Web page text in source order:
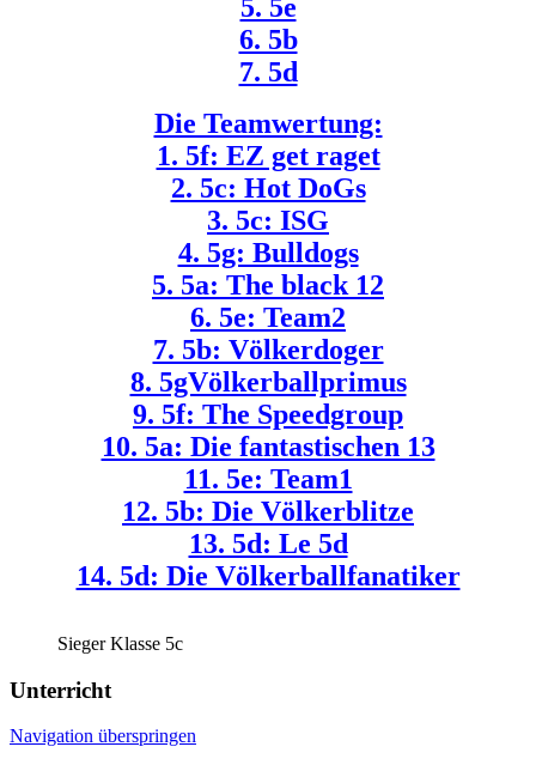
5. 5e
6. 5b
7. 5d
Die Teamwertung:
1. 5f: EZ get raget
2. 5c: Hot DoGs
3. 5c: ISG
4. 5g: Bulldogs
5. 5a: The black 12
6. 5e: Team2
7. 5b: Völkerdoger
8. 5gVölkerballprimus
9. 5f: The Speedgroup
10. 5a: Die fantastischen 13
11. 5e: Team1
12. 5b: Die Völkerblitze
13. 5d: Le 5d
14. 5d: Die Völkerballfanatiker
Sieger Klasse 5c
Unterricht
Navigation überspringen